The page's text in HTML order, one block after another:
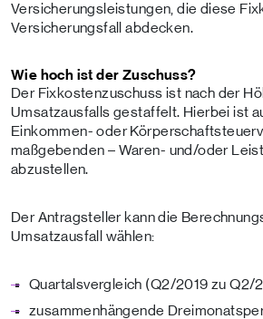
Versicherungsleistungen, die diese
Versicherungsfall abdecken.
Wie hoch ist der Zuschuss?
Der Fixkostenzuschuss ist nach der
Umsatzausfalls gestaffelt. Hierbei ist
Einkommen- oder
maßgebenden – Waren- und/oder
abzustellen.
Der Antragsteller kann die
Umsatzausfall wählen:
Quartalsvergleich (Q2/2019 zu Q2/
zusammenhängende